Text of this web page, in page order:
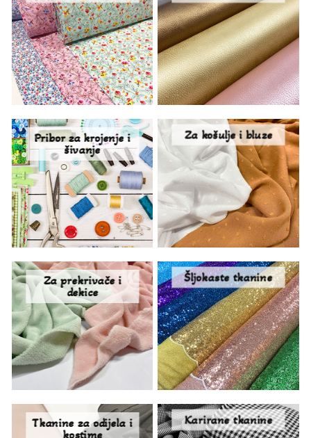
Pribor za krojenje i
šivanje
Za prekrivače i
dekice
Tkanine za odijela i
kostime
Za košulje i bluze
Šljokaste tkanine
Karirane tkanine